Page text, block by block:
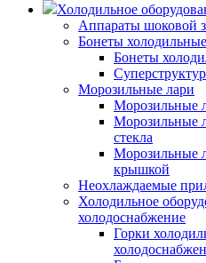
Холодильное
Аппараты шоковой
Бонеты холодильные
Бонеты
Морозильные лари
Морозильные
Морозильные
стекла
Морозильные
крышкой
Неохлаждаемые
Холодильное
холодоснабжение
Горки